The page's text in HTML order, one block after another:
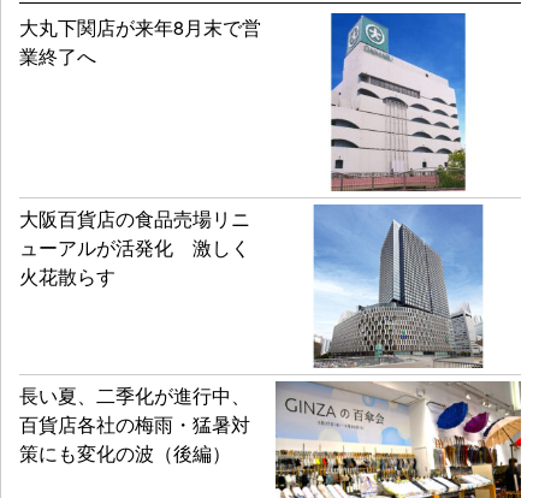
大丸下関店が来年8月末で営
業終了へ
大阪百貨店の食品売場リニ
ューアルが活発化 激しく
火花散らす
長い夏、二季化が進行中、
百貨店各社の梅雨・猛暑対
策にも変化の波（後編）